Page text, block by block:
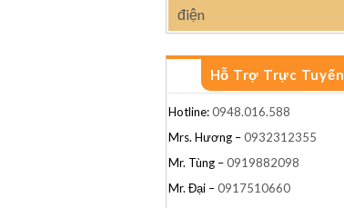
điện
Hỗ Trợ Trực Tuyến
Hotline:0948.016.588
Mrs. Hương –0932312355
Mr. Tùng –0919882098
Mr. Đại –0917510660